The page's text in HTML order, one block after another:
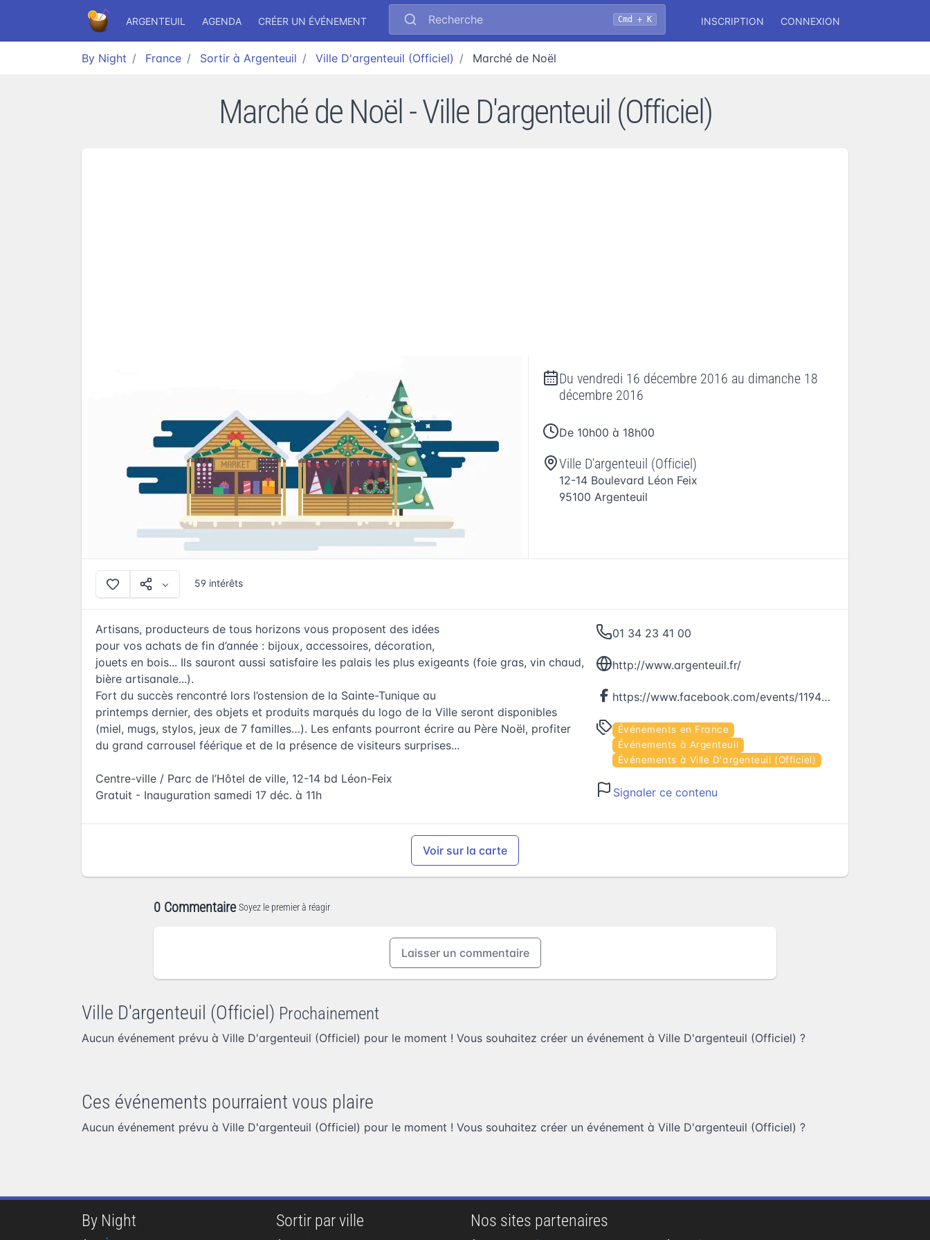
ARGENTEUIL AGENDA CRÉER UN ÉVÉNEMENT Recherche Cmd + K INSCRIPTION CONNEXION
By Night France Sortir à Argenteuil Ville D'argenteuil (Officiel) Marché de Noël
Marché de Noël - Ville D'argenteuil (Officiel)
Duvendredi 16 décembre 2016 au dimanche 18
décembre 2016
De 10h00 à 18h00
Ville D'argenteuil (Officiel)
12-14 Boulevard Léon Feix
95100 Argenteuil
59 intérêts
Artisans, producteurs de tous horizons vous proposent des idées
pour vos achats de fin d’année : bijoux, accessoires, décoration,
jouets en bois... Ils sauront aussi satisfaire les palais les plus exigeants (foie gras, vin chaud,
bière artisanale...).
Fort du succès rencontré lors l’ostension de la Sainte-Tunique au
printemps dernier, des objets et produits marqués du logo de la Ville seront disponibles
(miel, mugs, stylos, jeux de 7 familles…). Les enfants pourront écrire au Père Noël, profiter
du grand carrousel féérique et de la présence de visiteurs surprises...
Centre-ville / Parc de l’Hôtel de ville, 12-14 bd Léon-Feix
Gratuit - Inauguration samedi 17 déc. à 11h
01 34 23 41 00
http://www.argenteuil.fr/
https://www.facebook.com/events/1194913027261619
Événements en France
Événements à Argenteuil
Événements à Ville D'argenteuil (Officiel)
Signaler ce contenu
Voir sur la carte
0 Commentaire Soyez le premier à réagir
Laisser un commentaire
Ville D'argenteuil (Officiel) Prochainement
Aucun événement prévu à Ville D'argenteuil (Officiel) pour le moment ! Vous souhaitez créer un événement à Ville D'argenteuil (Officiel) ?
Ces événements pourraient vous plaire
Aucun événement prévu à Ville D'argenteuil (Officiel) pour le moment ! Vous souhaitez créer un événement à Ville D'argenteuil (Officiel) ?
By Night Sortir par ville Nos sites partenaires